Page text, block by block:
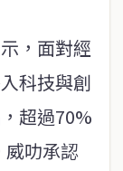
，面對經
科技與創
超過70%
叻承認